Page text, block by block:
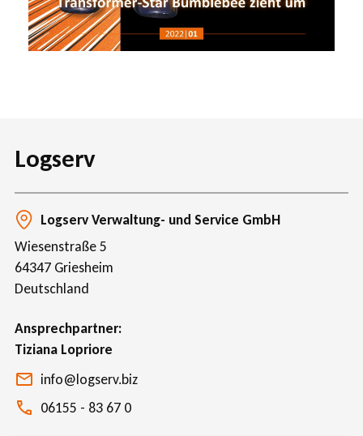
Logserv
Logserv Verwaltung- und Service GmbH
Wiesenstraße 5
64347 Griesheim
Deutschland
Ansprechpartner
Tiziana Lopriore
info@logserv.biz
06155 - 83 67 0